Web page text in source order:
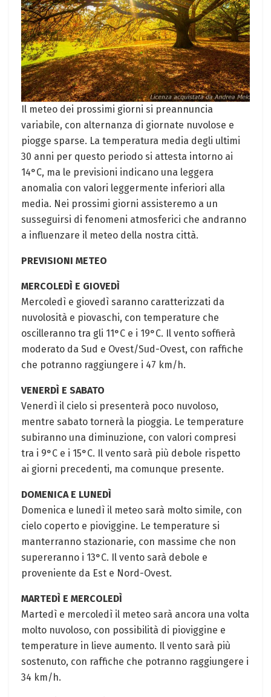
Il meteo dei prossimi giorni si preannuncia
variabile, con alternanza di giornate nuvolose e
piogge sparse. La temperatura media degli ultimi
30 anni per questo periodo si attesta intorno ai
14°C, ma le previsioni indicano una leggera
anomalia con valori leggermente inferiori alla
media. Nei prossimi giorni assisteremo a un
susseguirsi di fenomeni atmosferici che andranno
a influenzare il meteo della nostra città.
PREVISIONI METEO
MERCOLEDÌ E GIOVEDÌ
Mercoledì e giovedì saranno caratterizzati da
nuvolosità e piovaschi, con temperature che
oscilleranno tra gli 11°C e i 19°C. Il vento soffierà
moderato da Sud e Ovest/Sud-Ovest, con raffiche
che potranno raggiungere i 47 km/h.
VENERDÌ E SABATO
Venerdì il cielo si presenterà poco nuvoloso,
mentre sabato tornerà la pioggia. Le temperature
subiranno una diminuzione, con valori compresi
tra i 9°C e i 15°C. Il vento sarà più debole rispetto
ai giorni precedenti, ma comunque presente.
DOMENICA E LUNEDÌ
Domenica e lunedì il meteo sarà molto simile, con
cielo coperto e pioviggine. Le temperature si
manterranno stazionarie, con massime che non
supereranno i 13°C. Il vento sarà debole e
proveniente da Est e Nord-Ovest.
MARTEDÌ E MERCOLEDÌ
Martedì e mercoledì il meteo sarà ancora una volta
molto nuvoloso, con possibilità di pioviggine e
temperature in lieve aumento. Il vento sarà più
sostenuto, con raffiche che potranno raggiungere i
34 km/h.